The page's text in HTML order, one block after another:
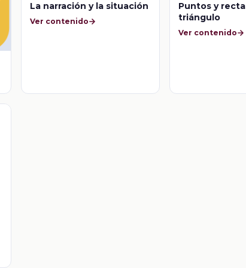
La narración y la situación
Ver contenido
Puntos y
triángulo
Ver contenido